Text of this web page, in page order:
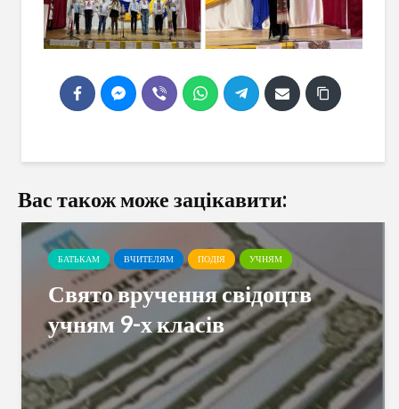
Вас також може зацікавити:
БАТЬКАМ ВЧИТЕЛЯМ ПОДІЯ УЧНЯМ
Свято вручення свідоцтв
учням 9-х класів